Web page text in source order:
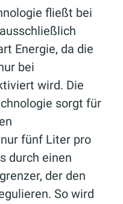
fließt bei
Energie, da die
bei
wird. Die
sorgt für
fünf Liter pro
durch einen
der den
So wird